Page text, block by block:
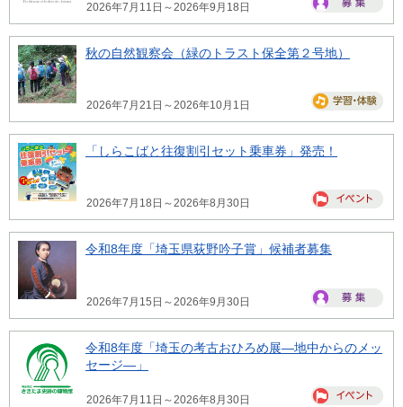
2026年7月11日～2026年9月18日
秋の自然観察会（緑のトラスト保全第２号地）
2026年7月21日～2026年10月1日
「しらこばと往復割引セット乗車券」発売！
2026年7月18日～2026年8月30日
令和8年度「埼玉県荻野吟子賞」候補者募集
2026年7月15日～2026年9月30日
令和8年度「埼玉の考古おひろめ展―地中からのメッ
セージ―」
2026年7月11日～2026年8月30日